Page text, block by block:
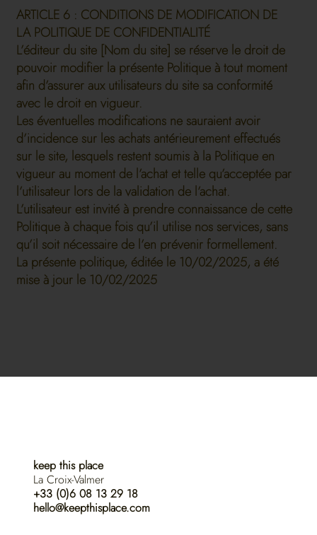
ARTICLE 6 : CONDITIONS DE MODIFICATION DE
LA POLITIQUE DE CONFIDENTIALITÉ
L’éditeur du site [Nom du site] se réserve le droit de
pouvoir modifier la présente Politique à tout moment
afin d’assurer aux utilisateurs du site sa conformité
avec le droit en vigueur.
Les éventuelles modifications ne sauraient avoir
d’incidence sur les achats antérieurement effectués
sur le site, lesquels restent soumis à la Politique en
vigueur au moment de l’achat et telle qu’acceptée par
l’utilisateur lors de la validation de l’achat.
L’utilisateur est invité à prendre connaissance de cette
Politique à chaque fois qu’il utilise nos services, sans
qu’il soit nécessaire de l’en prévenir formellement.
La présente politique, éditée le 10/02/2025, a été
mise à jour le 10/02/2025
keep this place
La Croix-Valmer
+33 (0)6 08 13 29 18
hello@keepthisplace.com